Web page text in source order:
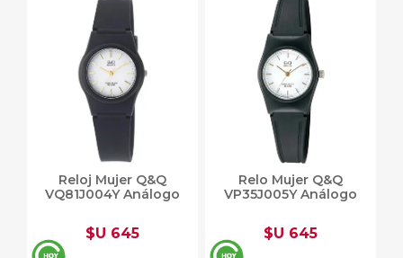
Reloj Mujer Q&Q
VQ81J004Y Análogo
$U 645
Relo Mujer Q&Q
VP35J005Y Análogo
$U 645